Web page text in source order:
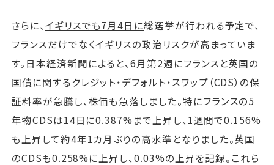
さらに、 イギリスでも7月4日に総選挙が行われる予定で、
フランスだけでなくイギリスの政治リスクが高まっていま
す。 日本経済新聞によると、6月第2週にフランスと英国の
国債に関するクレジット・デフォルト・スワップ（CDS）の保
証料率が急騰し、株価も急落しました。特にフランスの5
年物CDSは14日に0.387%まで上昇し、1週間で0.156%
も上昇して約4年1カ月ぶりの高水準となりました。英国
のCDSも0.258%に上昇し、0.03%の上昇を記録。これら